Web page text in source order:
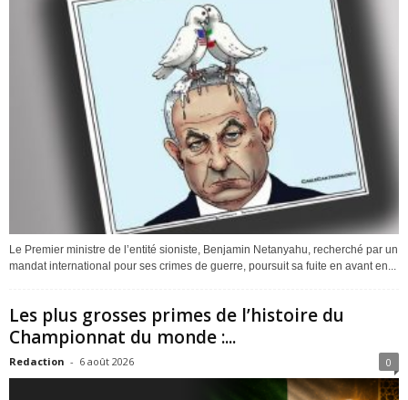
Le Premier ministre de l’entité sioniste, Benjamin Netanyahu, recherché par un
mandat international pour ses crimes de guerre, poursuit sa fuite en avant en...
Les plus grosses primes de l’histoire du
Championnat du monde :...
Redaction - 6 août 2026 0